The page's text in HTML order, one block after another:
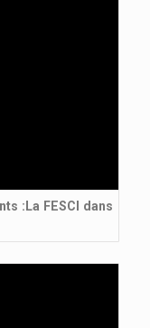
:La FESCI dans